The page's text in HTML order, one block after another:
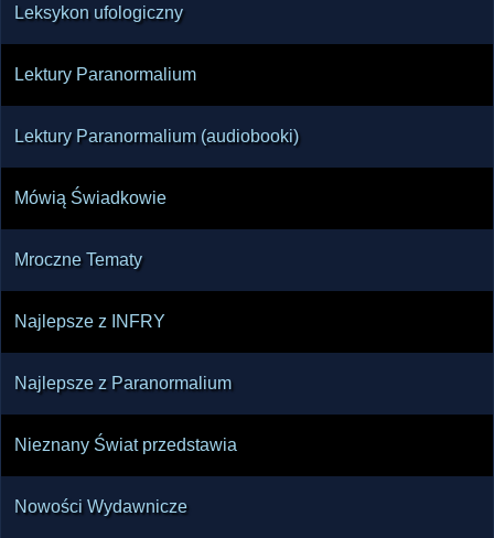
Leksykon ufologiczny
Lektury Paranormalium
Lektury Paranormalium (audiobooki)
Mówią Świadkowie
Mroczne Tematy
Najlepsze z INFRY
Najlepsze z Paranormalium
Nieznany Świat przedstawia
Nowości Wydawnicze